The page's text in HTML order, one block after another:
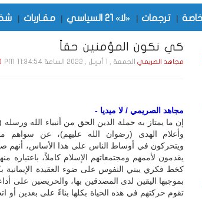
خاصة | ترجمات | «لا» 21 السياسي | مقـاربات |
كي نكون المؤمنين حقاً
مجاهد الصريميالجمعة , 1 أبـريـل , 2022 الساعة 11:34:54 PM 0
مجاهد الصريمي / لا ميديا -
إن ما يمتاز به حملة الدين الحق من أنبياء الله
وأعلام الهدى (رضوان الله عليهم)، عن سواهم
ويتحركون في أوساط الناس على هذا الأساس، أنهم
يقدمون لأممهم ومجتمعاتهم الإسلام كاملاً، باعتباره
كخط فكري يبني النفوس على ضوء العقيدة الإيمانية بكل
بموجبها اليقين لدى المصدقين بها، والحريصين على
تقوم حركتهم في هذه الحياة بكلها بناءً على بعدين أو